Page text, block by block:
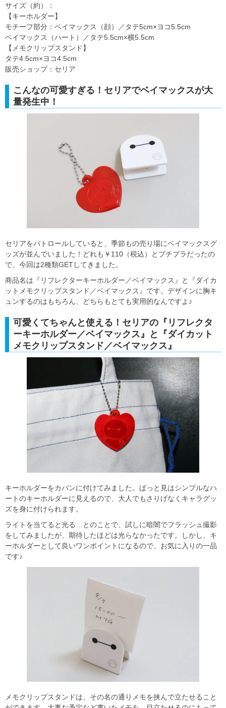
サイズ（約）：
【キーホルダー】
モチーフ部分：ベイマックス（顔）／タテ5cm×ヨコ5.5cm
ベイマックス（ハート）／タテ5.5cm×横5.5cm
【メモクリップスタンド】
タテ4.5cm×ヨコ4.5cm
販売ショップ：セリア
こんなの可愛すぎる！セリアでベイマックスが大
量発生中！
セリアをパトロールしていると、季節もの売り場にベイマックスグ
ッズが並んでいました！どれも￥110（税込）とプチプラだったの
で、今回は2種類GETしてきました。
商品名は『リフレクターキーホルダー／ベイマックス』と『ダイカ
ットメモクリップスタンド／ベイマックス』です。デザインに胸キ
ュンするのはもちろん、どちらもとても実用的なんですよ♪
可愛くてちゃんと使える！セリアの『リフレクタ
ーキーホルダー／ベイマックス』と『ダイカット
メモクリップスタンド／ベイマックス』
キーホルダーをカバンに付けてみました。ぱっと見はシンプルなハ
ートのキーホルダーに見えるので、大人でもさりげなくキャラグッ
ズを身に付けられます。
ライトを当てると光る…とのことで、試しに暗闇でフラッシュ撮影
をしてみましたが、期待したほどは光らなかったです。しかし、キ
ーホルダーとして良いワンポイントになるので、お気に入りの一品
です♪
メモクリップスタンドは、その名の通りメモを挟んで立たせること